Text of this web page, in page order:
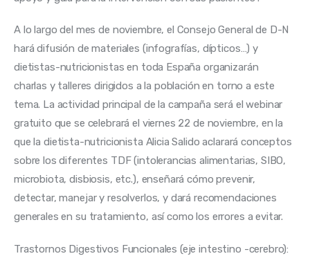
A lo largo del mes de noviembre, el Consejo General de D-N
hará difusión de materiales (infografías, dípticos…) y
dietistas-nutricionistas en toda España organizarán
charlas y talleres dirigidos a la población en torno a este
tema. La actividad principal de la campaña será el webinar
gratuito que se celebrará el viernes 22 de noviembre, en la
que la dietista-nutricionista Alicia Salido aclarará conceptos
sobre los diferentes TDF (intolerancias alimentarias, SIBO,
microbiota, disbiosis, etc.), enseñará cómo prevenir,
detectar, manejar y resolverlos, y dará recomendaciones
generales en su tratamiento, así como los errores a evitar.
Trastornos Digestivos Funcionales (eje intestino -cerebro):